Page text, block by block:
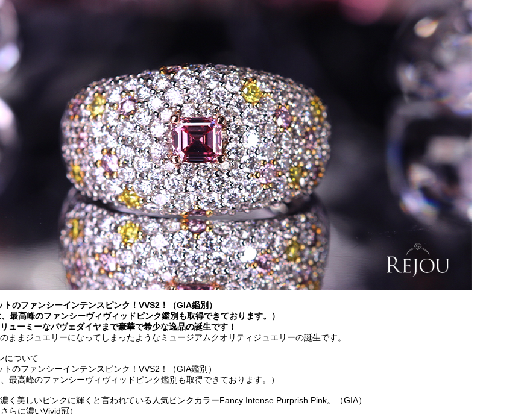
のファンシーインテンスピンク！VVS2！（GIA鑑別）
、最高峰のファンシーヴィヴィッドピンク鑑別も取得できております。）
ューミーなパヴェダイヤまで豪華で希少な逸品の誕生です！
ままジュエリーになってしまったようなミュージアムクオリティジュエリーの誕生です。
について
のファンシーインテンスピンク！VVS2！（GIA鑑別）
、最高峰のファンシーヴィヴィッドピンク鑑別も取得できております。）
く美しいピンクに輝くと言われている人気ピンクカラーFancy Intense Purprish Pink。（GIA）
らに濃いVivid冠）